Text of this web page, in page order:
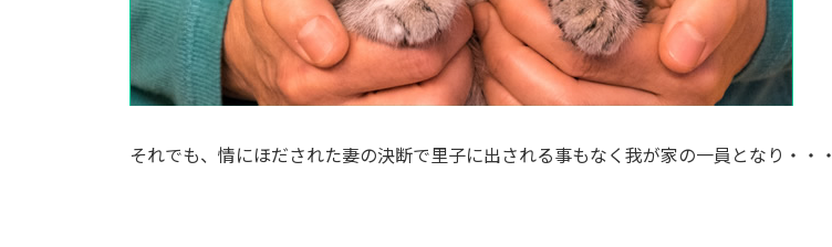
それでも、情にほだされた妻の決断で里子に出される事もなく我が家の一員となり・・・